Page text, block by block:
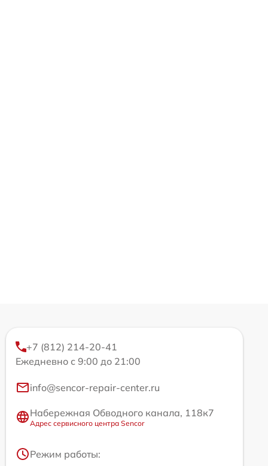
+7 (812) 214-20-41
Ежедневно с 9:00 до 21:00
info@sencor-repair-center.ru
Набережная Обводного канала, 118к7
Адрес сервисного центра Sencor
Режим работы: